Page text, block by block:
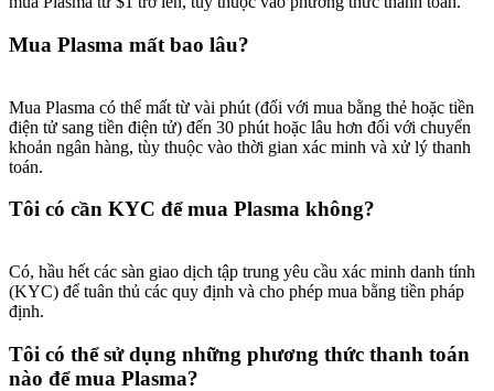
Mua Plasma mất bao lâu?
Mua Plasma có thể mất từ vài phút (đối với mua bằng thẻ hoặc tiền
điện tử sang tiền điện tử) đến 30 phút hoặc lâu hơn đối với chuyển
khoản ngân hàng, tùy thuộc vào thời gian xác minh và xử lý thanh
toán.
Tôi có cần KYC để mua Plasma không?
Có, hầu hết các sàn giao dịch tập trung yêu cầu xác minh danh tính
(KYC) để tuân thủ các quy định và cho phép mua bằng tiền pháp
định.
Tôi có thể sử dụng những phương thức thanh toán
nào để mua Plasma?